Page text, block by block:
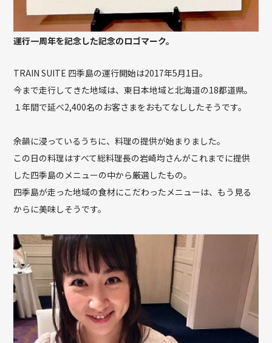
運行一周年を記念した記念のロゴマーク。
TRAIN SUITE 四季島の運行開始は2017年5月1日。
今まで走行してきた地域は、東日本地域と北海道の18都道県。
１年間で延べ2,400名のお客さまをおもてなししたそうです。
余韻に浸っているうちに、料理の提供が始まりました。
この日の料理はすべて総料理長の岩崎均さんがこれまでに提供
した四季島のメニューの中から厳選したもの。
四季島が走った地域の食材にこだわったメニューは、もう見る
からに美味しそうです。